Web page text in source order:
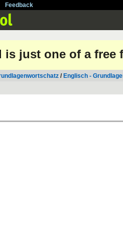
Feedback
is just one of a free
/ Englisch -